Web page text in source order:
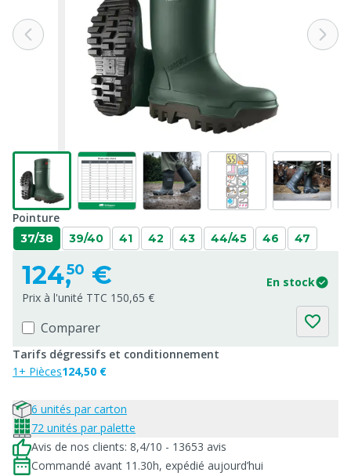
Pointure
37/38 39/40 41 42 43 44/45 46 47
124,50 €
En stock
Prix à l'unité TTC 150,65 €
Comparer
Tarifs dégressifs et conditionnement
1+ Pièces124,50 €
6 unités par carton
72 unités par palette
Avis de nos clients: 8,4/10 - 13653 avis
Commandé avant 11.30h, expédié aujourd’hui